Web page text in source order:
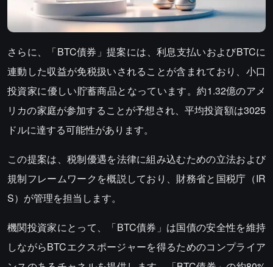
さらに、「BTC債券」提案には、利息支払いおよびBTCに
連動した収益が免税扱いされることが含まれており、小口
投資家に優しい貯蓄商品となっています。約1.32億のアメ
リカの家庭が参加することが予想され、平均投資額は3025
ドルに達する可能性があります。
この提案は、税制優遇を法律に組み込むための立法および
規制フレームワークを概説しており、財務省と国税庁（IR
S）が管理を担当します。
機関投資家にとって、「BTC債券」は国債の安全性を維持
しながらBTCエクスポージャーを得るためのコンプライア